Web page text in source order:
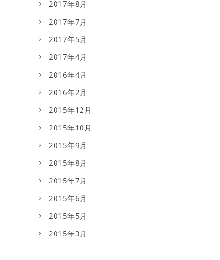
2017年8月
2017年7月
2017年5月
2017年4月
2016年4月
2016年2月
2015年12月
2015年10月
2015年9月
2015年8月
2015年7月
2015年6月
2015年5月
2015年3月